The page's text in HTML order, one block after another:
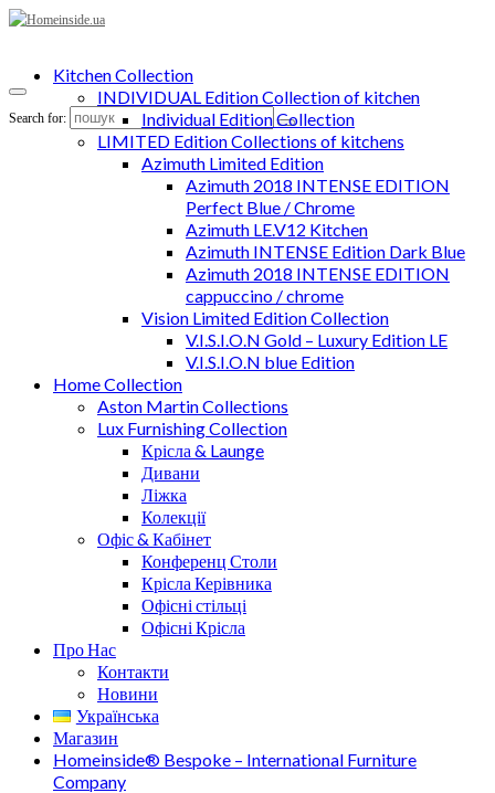
Search for:
Kitchen Collection
INDIVIDUAL Edition Collection of kitchen
Individual Edition Collection
LIMITED Edition Collections of kitchens
Azimuth Limited Edition
Azimuth 2018 INTENSE EDITION
Perfect Blue / Chrome
Azimuth LE.V12 Kitchen
Azimuth INTENSE Edition Dark Blue
Azimuth 2018 INTENSE EDITION
cappuccino / chrome
Vision Limited Edition Collection
V.I.S.I.O.N Gold – Luxury Edition LE
V.I.S.I.O.N blue Edition
Home Collection
Aston Martin Collections
Lux Furnishing Collection
Крісла & Launge
Дивани
Ліжка
Колекції
Офіс & Кабінет
Конференц Столи
Крісла Керівника
Офісні стільці
Офісні Крісла
Про Нас
Контакти
Новини
Українська
Магазин
Homeinside® Bespoke – International Furniture
Company